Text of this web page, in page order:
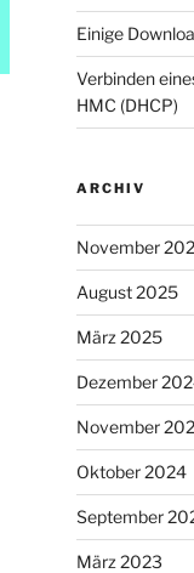
Einige
Verbinden
HMC (DHCP)
ARCHIV
November
August 2025
März 2025
Dezember
November
Oktober 2024
September
März 2023